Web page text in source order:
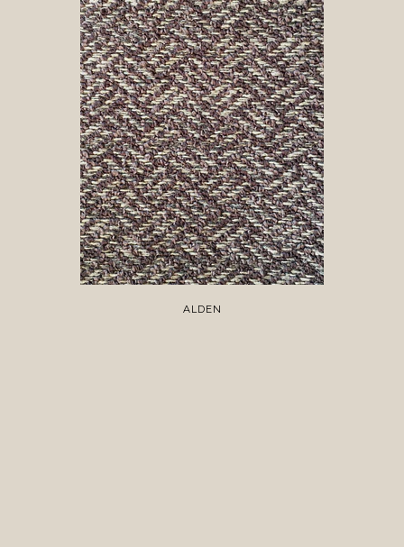
ALDEN